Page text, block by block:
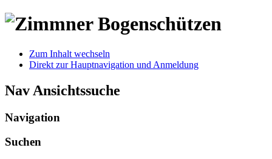
Zum Inhalt wechseln
Direkt zur Hauptnavigation und Anmeldung
Nav Ansichtssuche
Navigation
Suchen